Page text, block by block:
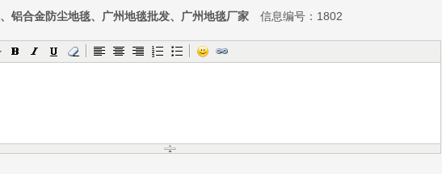
铝合金防尘地毯、广州地毯批发、广州地毯厂家 信息编号：1802